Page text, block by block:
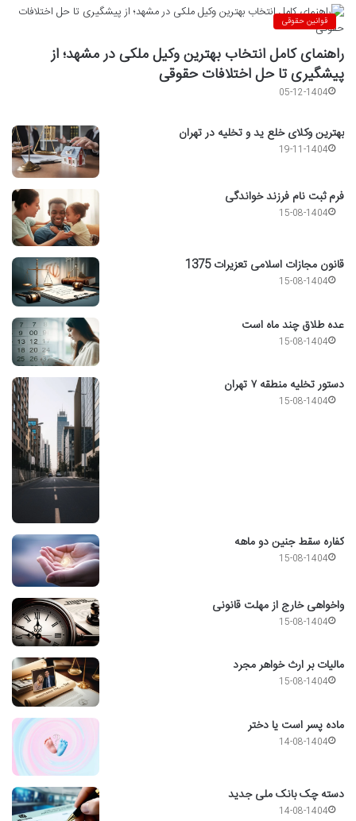
قوانین حقوقی
راهنمای کامل انتخاب بهترین وکیل ملکی در مشهد؛ از
پیشگیری تا حل اختلافات حقوقی
05-12-1404
بهترین وکلای خلع ید و تخلیه در تهران
19-11-1404
فرم ثبت نام فرزند خواندگی
15-08-1404
قانون مجازات اسلامی تعزیرات 1375
15-08-1404
عده طلاق چند ماه است
15-08-1404
دستور تخلیه منطقه ۷ تهران
15-08-1404
کفاره سقط جنین دو ماهه
15-08-1404
واخواهی خارج از مهلت قانونی
15-08-1404
مالیات بر ارث خواهر مجرد
15-08-1404
ماده پسر است یا دختر
14-08-1404
دسته چک بانک ملی جدید
14-08-1404